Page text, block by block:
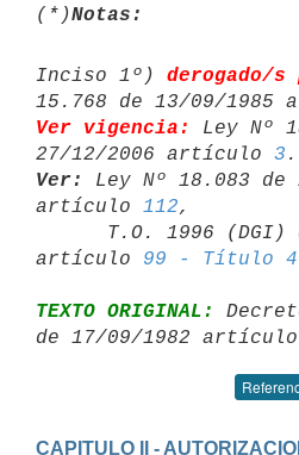
(*)Notas:
Inciso 1º) derogado/s
15.768 de 13/09/1985
Ver vigencia:
Ley Nº
27/12/2006 artículo 3
Ver:
Ley Nº 18.083 de
artículo 112,
artículo 99 - Título 4
TEXTO ORIGINAL:
de 17/09/1982 artículo
CAPITULO II -